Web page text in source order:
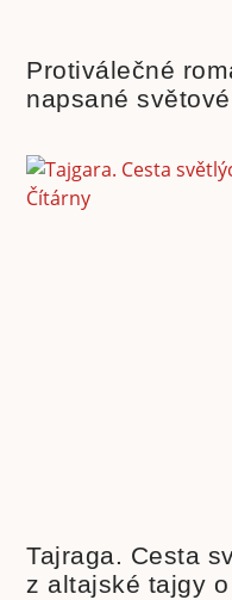
Protiválečné
napsané
Tajraga. Cesta
z altajské tajgy